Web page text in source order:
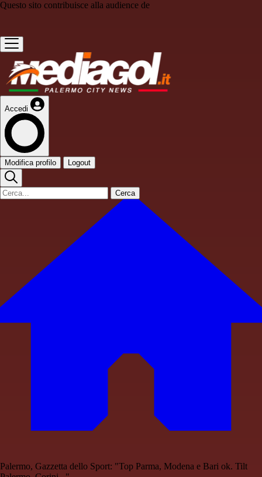
Questo sito contribuisce alla audience de
Accedi
Modifica profilo Logout
Cerca
Palermo, Gazzetta dello Sport: "Top Parma, Modena e Bari ok. Tilt